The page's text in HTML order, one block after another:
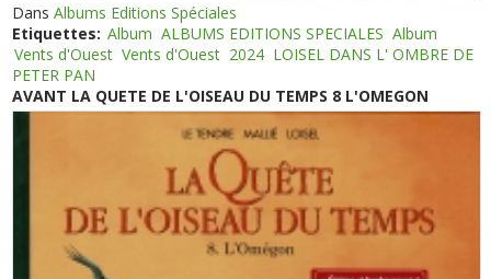
DansAlbums Editions Spéciales
Etiquettes: Album ALBUMS EDITIONS SPECIALES Album
Vents d'Ouest Vents d'Ouest 2024 LOISEL DANS L' OMBRE DE
PETER PAN
AVANT LA QUETE DE L'OISEAU DU TEMPS 8 L'OMEGON